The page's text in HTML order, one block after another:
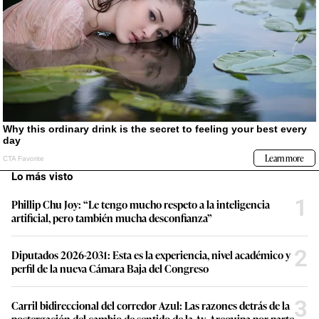
Lo más visto
Phillip Chu Joy: “Le tengo mucho respeto a la inteligencia
artificial, pero también mucha desconfianza”
1
Diputados 2026-2031: Esta es la experiencia, nivel académico y
perfil de la nueva Cámara Baja del Congreso
2
Carril bidireccional del corredor Azul: Las razones detrás de la 3